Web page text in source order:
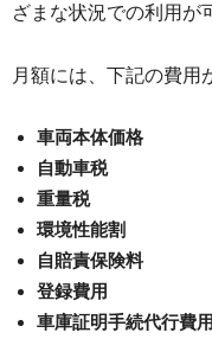
ざまな状況での利用が
月額には、下記の費用
車両本体価格
自動車税
重量税
環境性能割
自賠責保険料
登録費用
車庫証明手続代行費用